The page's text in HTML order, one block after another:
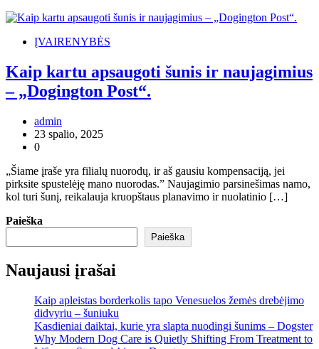
ĮVAIRENYBĖS
Kaip kartu apsaugoti šunis ir naujagimius
– „Dogington Post“.
admin
23 spalio, 2025
0
„Šiame įraše yra filialų nuorodų, ir aš gausiu kompensaciją, jei
pirksite spustelėję mano nuorodas.” Naujagimio parsinešimas namo,
kol turi šunį, reikalauja kruopštaus planavimo ir nuolatinio […]
Paieška
Paieška
Naujausi įrašai
Kaip apleistas borderkolis tapo Venesuelos žemės drebėjimo
didvyriu – šuniuku
Kasdieniai daiktai, kurie yra slapta nuodingi šunims – Dogster
Why Modern Dog Care is Quietly Shifting From Treatment to